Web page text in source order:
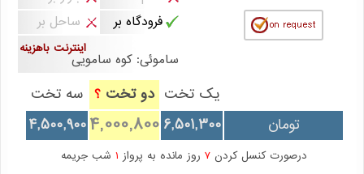
فرودگاه بر
ساحل بر
اینترنت باهزینه
ساموئی: کوه سامویی
یک تخت دو تخت ؟ سه تخت
تومان
6,501,300
4,000,800
4,500,900
درصورت کنسل کردن 7 روز مانده به پرواز شب جریمه